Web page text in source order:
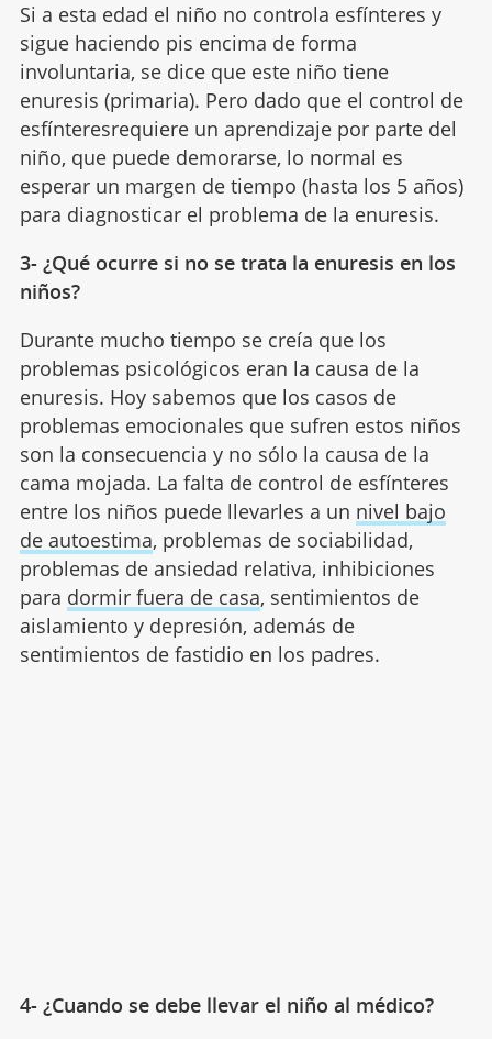
Si a esta edad el niño no controla esfínteres y
sigue haciendo pis encima de forma
involuntaria, se dice que este niño tiene
enuresis (primaria). Pero dado que el control de
esfínteresrequiere un aprendizaje por parte del
niño, que puede demorarse, lo normal es
esperar un margen de tiempo (hasta los 5 años)
para diagnosticar el problema de la enuresis.
3- ¿Qué ocurre si no se trata la enuresis en los
niños?
Durante mucho tiempo se creía que los
problemas psicológicos eran la causa de la
enuresis. Hoy sabemos que los casos de
problemas emocionales que sufren estos niños
son la consecuencia y no sólo la causa de la
cama mojada. La falta de control de esfínteres
entre los niños puede llevarles a un nivel bajo
de autoestima, problemas de sociabilidad,
problemas de ansiedad relativa, inhibiciones
para dormir fuera de casa, sentimientos de
aislamiento y depresión, además de
sentimientos de fastidio en los padres.
4- ¿Cuando se debe llevar el niño al médico?